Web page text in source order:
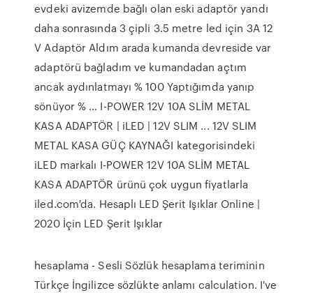
evdeki avizemde bağlı olan eski adaptör yandı
daha sonrasında 3 çipli 3.5 metre led için 3A 12
V Adaptör Aldım arada kumanda devreside var
adaptörü bağladım ve kumandadan açtım
ancak aydınlatmayı % 100 Yaptığımda yanıp
sönüyor % … I-POWER 12V 10A SLİM METAL
KASA ADAPTÖR | iLED | 12V SLIM ... 12V SLIM
METAL KASA GÜÇ KAYNAĞI kategorisindeki
iLED markalı I-POWER 12V 10A SLİM METAL
KASA ADAPTÖR ürünü çok uygun fiyatlarla
iled.com'da. Hesaplı LED Şerit Işıklar Online |
2020 İçin LED Şerit Işıklar
hesaplama - Sesli Sözlük hesaplama teriminin
Türkçe İngilizce sözlükte anlamı calculation. I've